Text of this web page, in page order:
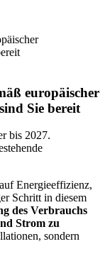
europäischer
Sie bereit
bis 2027.
Energieeffizienz,
Schritt in diesem
des Verbrauchs
Strom zu
sondern